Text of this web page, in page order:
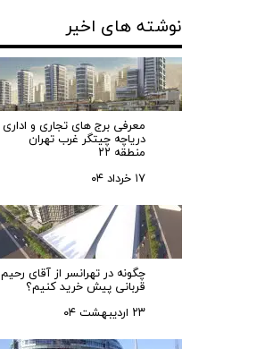
نوشته های اخیر
معرفی برج های تجاری و اداری
دریاچه چیتگر غرب تهران
منطقه ۲۲
۱۷ خرداد ۰۴
چگونه در تهرانسر از آقای رحیم
قربانی پیش خرید کنیم؟
۲۳ اردیبهشت ۰۴